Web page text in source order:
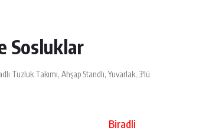
Sosluklar
Tuzluk Takımı, Ahşap Standlı, Yuvarlak, 3'lü
Biradli